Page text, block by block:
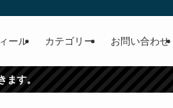
ール カテゴリー お問い合わせ
ます。